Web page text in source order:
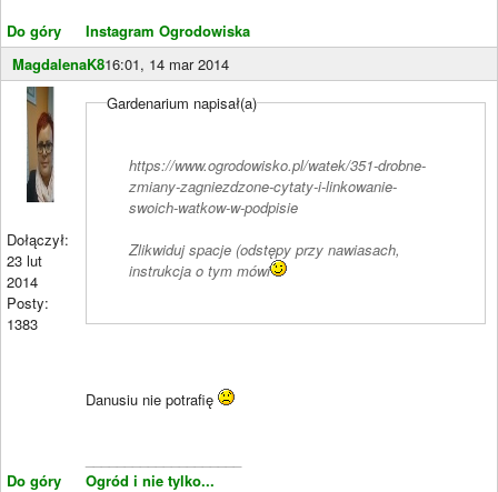
Do góry
Instagram Ogrodowiska
MagdalenaK816:01, 14 mar 2014
Dołączył:
23 lut
2014
Posty:
1383
Do góry
Gardenarium napisał(a)
https://www.ogrodowisko.pl/watek/351-drobne-
zmiany-zagniezdzone-cytaty-i-linkowanie-
swoich-watkow-w-podpisie
Zlikwiduj spacje (odstępy przy nawiasach,
instrukcja o tym mówi
Danusiu nie potrafię
Ogród i nie tylko...